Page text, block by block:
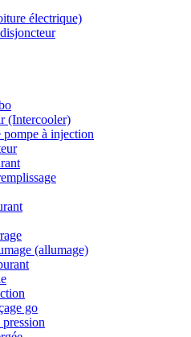
électrique)
(Intercooler)
pompe à injection
(allumage)
go